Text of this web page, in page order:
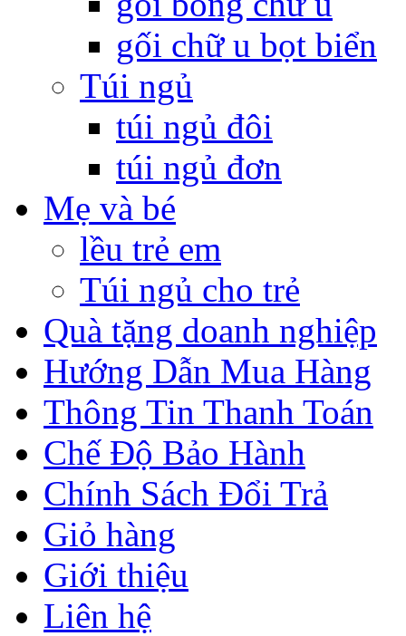
gối chữ u bọt biển
Túi ngủ
túi ngủ đôi
túi ngủ đơn
Mẹ và bé
lều trẻ em
Túi ngủ cho trẻ
Quà tặng doanh nghiệp
Hướng Dẫn Mua Hàng
Thông Tin Thanh Toán
Chế Độ Bảo Hành
Chính Sách Đổi Trả
Giỏ hàng
Giới thiệu
Liên hệ